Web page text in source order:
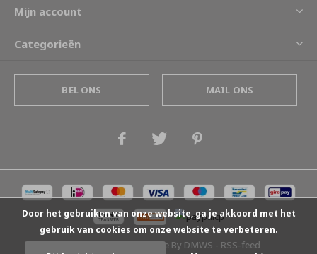
Mijn account
Categorieën
BEL ONS MAIL ONS
© Copyright2026- Theme By DMWS - RSS-feed
Door het gebruiken van onze website, ga je akkoord met het
gebruik van cookies om onze website te verbeteren.